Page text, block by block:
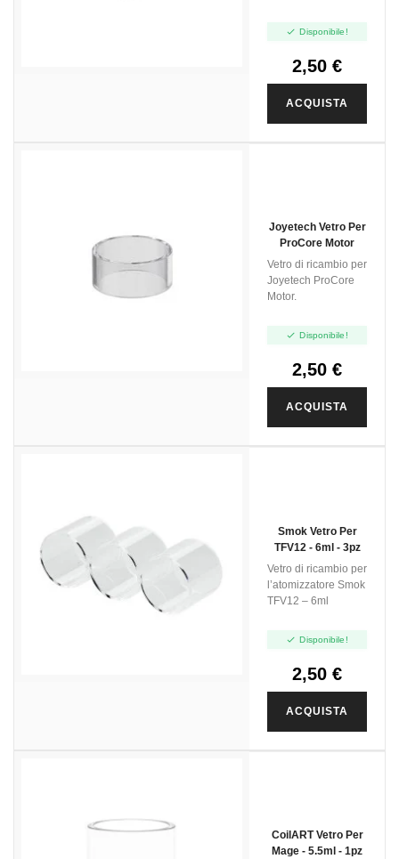
 Disponibile!
2,50 €
ACQUISTA
Joyetech Vetro Per
ProCore Motor
Vetro di ricambio per
Joyetech ProCore
Motor.
 Disponibile!
2,50 €
ACQUISTA
Smok Vetro Per
TFV12 - 6ml - 3pz
Vetro di ricambio per
l’atomizzatore Smok
TFV12 – 6ml
 Disponibile!
2,50 €
ACQUISTA
CoilART Vetro Per
Mage - 5.5ml - 1pz